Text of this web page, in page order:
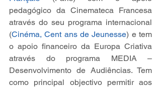
pedagógico da Cinemateca Francesa
através do seu programa internacional
(Cinéma, Cent ans de Jeunesse) e tem
o apoio financeiro da Europa Criativa
através do programa MEDIA –
Desenvolvimento de Audiências. Tem
como principal objectivo permitir aos